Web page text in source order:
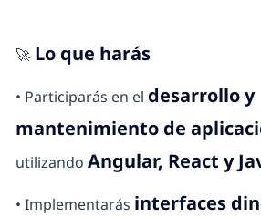
🚀Lo que harás
• Participarás en el desarrollo y
mantenimiento de
utilizando Angular, React y
• Implementarás interfaces